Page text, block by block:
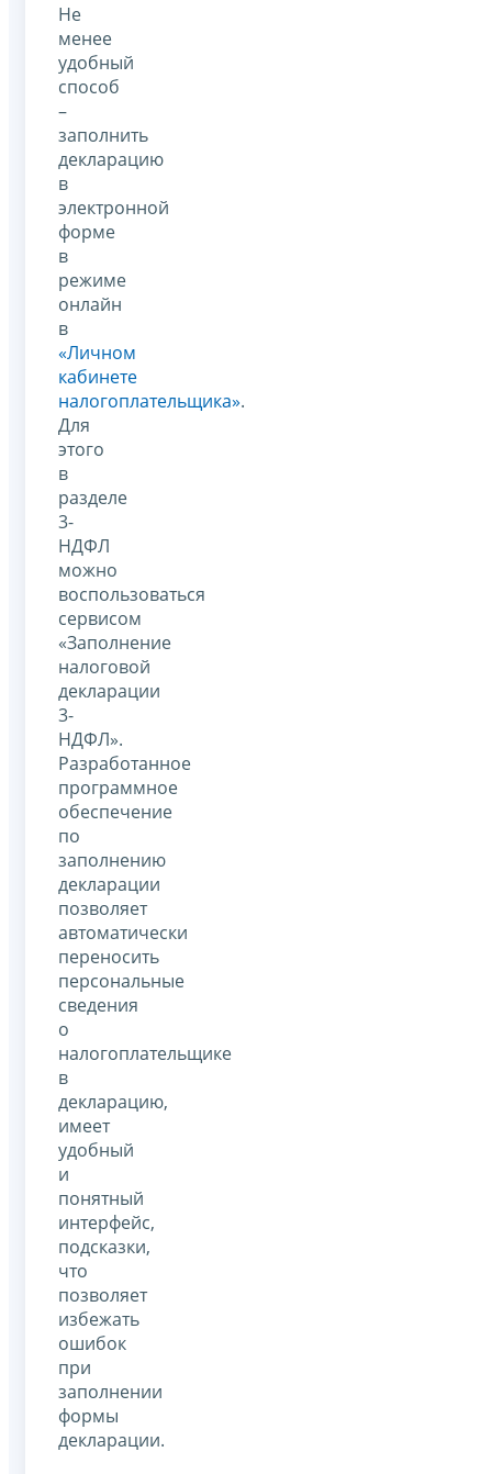
Не
менее
удобный
способ
–
заполнить
декларацию
в
электронной
форме
в
режиме
онлайн
в
«Личном
кабинете
налогоплательщика».
Для
этого
в
разделе
3-
НДФЛ
можно
воспользоваться
сервисом
«Заполнение
налоговой
декларации
3-
НДФЛ».
Разработанное
программное
обеспечение
по
заполнению
декларации
позволяет
автоматически
переносить
персональные
сведения
о
налогоплательщике
в
декларацию,
имеет
удобный
и
понятный
интерфейс,
подсказки,
что
позволяет
избежать
ошибок
при
заполнении
формы
декларации.